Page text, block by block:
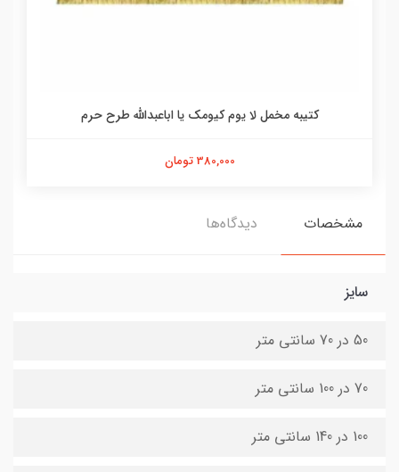
کتیبه مخمل لا یوم کیومک یا اباعبدالله طرح حرم
380,000 تومان
مشخصات دیدگاه‌ها
سایز
50 در 70 سانتی متر
70 در 100 سانتی متر
100 در 140 سانتی متر